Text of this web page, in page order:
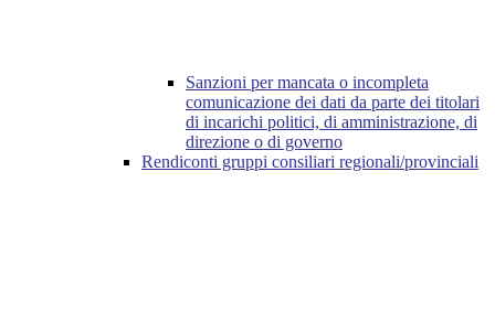
Sanzioni per mancata o incompleta
comunicazione dei dati da parte dei titolari
di incarichi politici, di amministrazione, di
direzione o di governo
Rendiconti gruppi consiliari regionali/provinciali